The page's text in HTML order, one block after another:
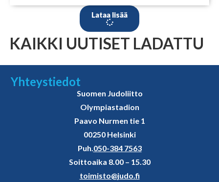
Lataa lisää
KAIKKI UUTISET LADATTU
Yhteystiedot
Suomen Judoliitto
Olympiastadion
Paavo Nurmen tie 1
00250 Helsinki
Puh.050-384 7563
Soittoaika 8.00 – 15.30
toimisto@judo.fi